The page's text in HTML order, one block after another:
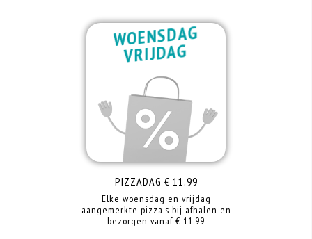
WOENSDAG
VRIJDAG
PIZZADAG € 11.99
Elke woensdag en vrijdag
aangemerkte pizza's bij afhalen en
bezorgen vanaf € 11.99